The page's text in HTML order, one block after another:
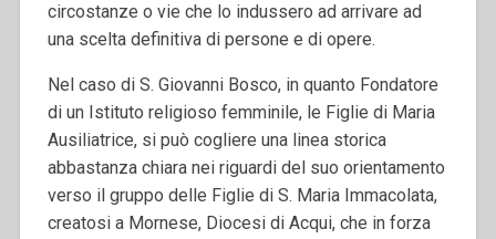
circostanze o vie che lo indussero ad arrivare ad
una scelta definitiva di persone e di opere.
Nel caso di S. Giovanni Bosco, in quanto Fondatore
di un Istituto religioso femminile, le Figlie di Maria
Ausiliatrice, si può cogliere una linea storica
abbastanza chiara nei riguardi del suo orientamento
verso il gruppo delle Figlie di S. Maria Immacolata,
creatosi a Mornese, Diocesi di Acqui, che in forza